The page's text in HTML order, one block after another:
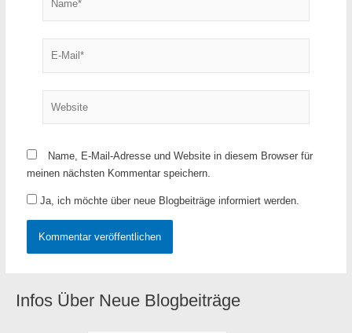
Name, E-Mail-Adresse und Website in diesem Browser für
meinen nächsten Kommentar speichern.
Ja, ich möchte über neue Blogbeiträge informiert werden.
Infos Über Neue Blogbeiträge
K